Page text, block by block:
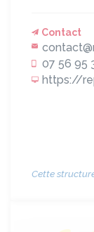
Contact
07 56 95
https://
Cette